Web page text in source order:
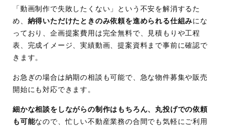
「動画制作で失敗したくない」という不安を解消するた
め、 納得いただけたときのみ依頼を進められる仕組みにな
っており、企画提案費用は完全無料で、見積もりや工程
表、完成イメージ、実績動画、提案資料まで事前に確認で
きます。
お急ぎの場合は納期の相談も可能で、急な物件募集や販売
開始にも対応できます。
細かな相談をしながらの制作はもちろん、丸投げでの依頼
も可能なので、忙しい不動産業務の合間でも気軽にご利用